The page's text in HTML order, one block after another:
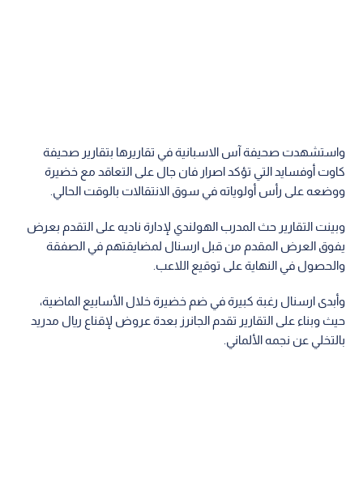
واستشهدت صحيفة آس الاسبانية في تقاريرها بتقارير صحيفة
كاوت أوفسايد التي تؤكد اصرار فان جال على التعاقد مع خضيرة
ووضعه على رأس أولوياته في سوق الانتقالات بالوقت الحالي.
وبينت التقارير حث المدرب الهولندي لإدارة ناديه على التقدم بعرض
يفوق العرض المقدم من قبل ارسنال لمضايقتهم في الصفقة
والحصول في النهاية على توقيع اللاعب.
وأبدى ارسنال رغبة كبيرة في ضم خضيرة خلال الأسابيع الماضية،
حيث وبناء على التقارير تقدم الجانرز بعدة عروض لإقناع ريال مدريد
بالتخلي عن نجمه الألماني.